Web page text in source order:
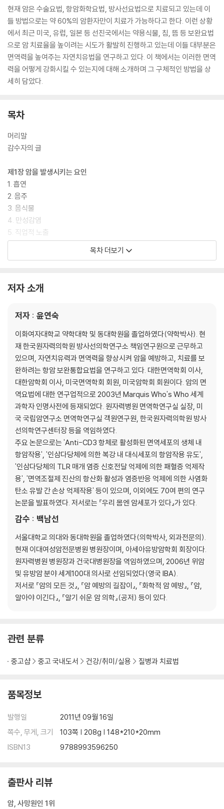
현재 암은 수술요법, 항암화학요법, 방사선요법으로 치료되고 있는데 이
들 방법으로는 약 60%의 암환자만이 치료가 가능하다고 한다. 이런 상황
에서 최근 미국, 유럽, 일본 등 선진국에서는 약용식물, 침, 뜸 등 보완요법
으로 암 치료율을 높이려는 시도가 활발히 진행하고 있는데 이들 대부분은
면역력을 높여주는 자연치유법을 연구하고 있다. 이 책에서는 이러한 면역
력을 어떻게 강화시킬 수 있는지에 대해 소개하며 그 구체적인 방법을 상
세히 담았다.
목차
머리말
감수자의 글
제1장 암을 발생시키는 요인
1. 흡연
2. 음주
3. 음식물
4. 만성감염
5. 직업적 노출
6. 유전적 요인
1. 항산화물질을 함유하는 식품
2. 식이섬유
3. 면역증강 다당체
4. 기타 항암작용이 있는 물질
제3장 암환자의 영양관리
1. 치료 시작 전 영양관리
2. 치료 중 영양관리
3. 치료 후 영양관리
제4장 암에 대한 생체 면역반응
1. 암세포에 대한 생체 면역반응
2. 암환자에 대한 면역치료법
제5장 인삼다당체 진산에 의한 면역반응 조절작용
1. 항암면역 증강작용
2. 방사선 및 항암제에 의한 조혈장애 억제작용
3. 항암제 유발 폐 섬유증 억제작용
4. 박테리아 감염 및 패혈증 억제작용
5. 인플루엔자 바이러스 감염 억제작용
6. 알러지성 천식 억제작용
7. 간 기능 개선작용
목차 더보기
저자 소개
저자 : 윤연숙
이화여자대학교 약학대학 및 동대학원을 졸업하였다(약학박사). 현
재 한국원자력의학원 방사선의학연구소 책임연구원으로 근무하고
있으며, 자연치유력과 면역력을 향상시켜 암을 예방하고, 치료를 보
완하려는 항암 보완통합요법을 연구하고 있다. 대한면역학회 이사,
대한암학회 이사, 미국면역학회 회원, 미국암학회 회원이다. 암의 면
역요법에 대한 연구업적으로 2003년 Marquis Who's Who 세계
과학자 인명사전에 등재되었다. 원자력병원 면역학연구실 실장, 미
국 국립암연구소 면역학연구실 객원연구원, 한국원자력의학원 방사
선의학연구센터장 등을 역임하였다.
주요 논문으로는 'Anti-CD3 항체로 활성화된 면역세포의 생체 내
항암작용', '인삼다당체에 의한 복강 내 대식세포의 항암작용 유도',
'인삼다당체의 TLR 매개 염증 신호전달 억제에 의한 패혈증 억제작
용', '면역조절제 진산의 항산화 활성과 염증반응 억제에 의한 사염화
탄소 유발 간 손상 억제작용' 등이 있으며, 이외에도 70여 편의 연구
논문을 발표하였다. 저서로는 『우리 몸엔 암세포가 있다』가 있다.
감수 : 백남선
서울대학교 의대와 동대학원을 졸업하였다(의학박사, 외과전문의).
현재 이대여성암전문병원 병원장이며, 아세아유방암학회 회장이다.
원자력병원 병원장과 건국대병원장을 역임하였으며, 2006년 위암
및 유방암 분야 세계100대 의사로 선임되었다(영국 IBA).
저서로 『암의 모든 것』, 『암 예방의 길잡이』, 『화학적 암 예방』, 『암,
알아야 이긴다』, 『알기 쉬운 암 의학』(공저) 등이 있다.
관련 분류
중고샵 중고 국내도서 건강/취미/실용 질병과 치료법
품목정보
발행일
2011년 09월 16일
쪽수, 무게, 크기
103쪽 | 208g | 148*210*20mm
ISBN13
9788993596250
출판사 리뷰
암, 사망원인 1위